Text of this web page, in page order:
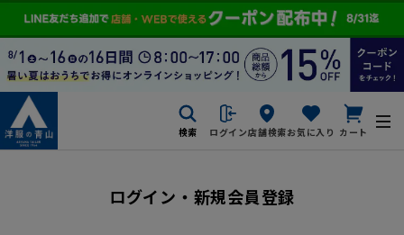
検索 ログイン店舗検索お気に入り カート
ログイン・新規会員登録